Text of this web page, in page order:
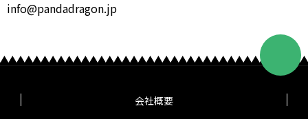
info@pandadragon.jp
会社概要